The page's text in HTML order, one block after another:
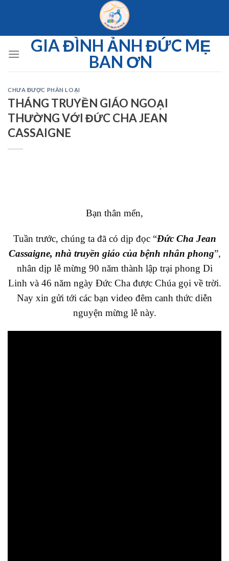
GIA ĐÌNH ẢNH ĐỨC MẸ
BAN ƠN
CHƯA ĐƯỢC PHÂN LOẠI
THÁNG TRUYỀN GIÁO NGOẠI
THƯỜNG VỚI ĐỨC CHA JEAN
CASSAIGNE
Bạn thân mến,
Tuần trước, chúng ta đã có dịp đọc “Đức Cha Jean
Cassaigne, nhà truyền giáo của bệnh nhân phong”,
nhân dịp lễ mừng 90 năm thành lập trại phong Di
Linh và 46 năm ngày Đức Cha được Chúa gọi về trời.
Nay xin gửi tới các bạn video đêm canh thức diễn
nguyện mừng lễ này.